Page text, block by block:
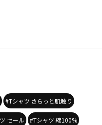
#Tシャツ さらっと肌触り
セール #Tシャツ 綿100%